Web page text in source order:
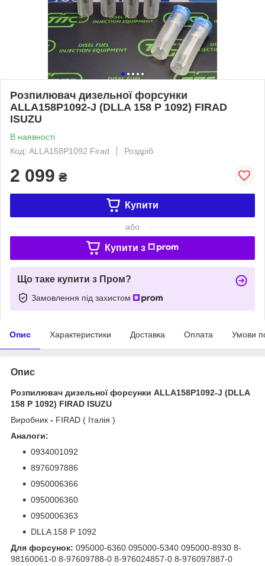
Розпилювач дизельної форсунки
ALLA158P1092-J (DLLA 158 P 1092) FIRAD
ISUZU
В наявності
Код: ALLA158P1092 Firad
Роздріб
2 099 ₴
Купити
або
Купити з
Що таке купити з Пром?
Замовлення під захистом
Опис Характеристики Доставка Оплата Умови
Опис
Розпилювач дизельної форсунки ALLA158P1092-J (DLLA
158 P 1092) FIRAD ISUZU
Виробник - FIRAD ( Італія )
Аналоги:
0934001092
8976097886
0950006366
0950006360
0950006363
DLLA 158 P 1092
Для форсунок: 095000-6360 095000-5340 095000-8930 8-
98160061-0 8-97609788-0 8-976024857-0 8-976097887-0